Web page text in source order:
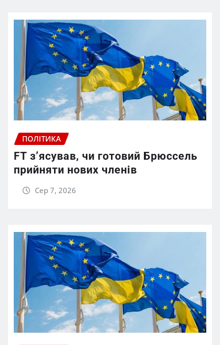
ПОЛІТИКА
FT зʼясував, чи готовий Брюссель
прийняти нових членів
Сер 7, 2026